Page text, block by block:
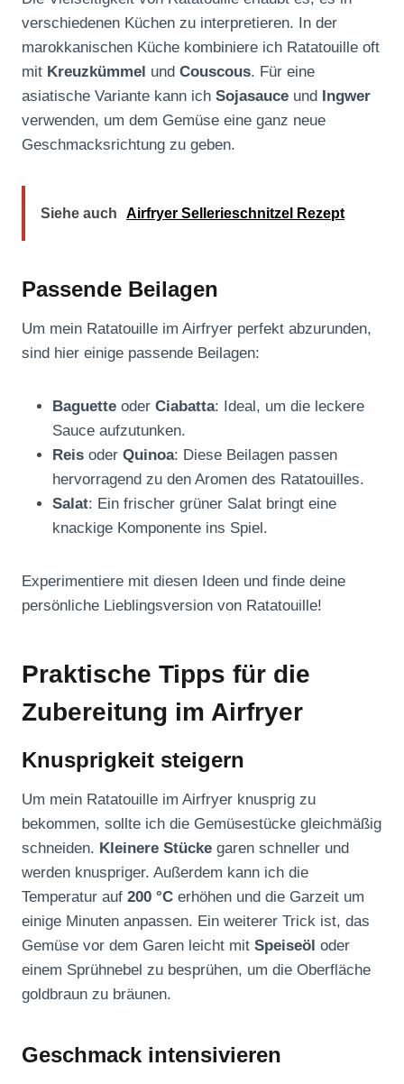
verschiedenen Küchen zu interpretieren. In der
marokkanischen Küche kombiniere ich Ratatouille oft
mit Kreuzkümmel und Couscous. Für eine
asiatische Variante kann ich Sojasauce und Ingwer
verwenden, um dem Gemüse eine ganz neue
Geschmacksrichtung zu geben.
Siehe auch Airfryer Sellerieschnitzel Rezept
Passende Beilagen
Um mein Ratatouille im Airfryer perfekt abzurunden,
sind hier einige passende Beilagen:
Baguette oder Ciabatta: Ideal, um die leckere
Sauce aufzutunken.
Reis oder Quinoa: Diese Beilagen passen
hervorragend zu den Aromen des Ratatouilles.
Salat: Ein frischer grüner Salat bringt eine
knackige Komponente ins Spiel.
Experimentiere mit diesen Ideen und finde deine
persönliche Lieblingsversion von Ratatouille!
Praktische Tipps für die
Zubereitung im Airfryer
Knusprigkeit steigern
Um mein Ratatouille im Airfryer knusprig zu
bekommen, sollte ich die Gemüsestücke gleichmäßig
schneiden. Kleinere Stücke garen schneller und
werden knuspriger. Außerdem kann ich die
Temperatur auf 200 °C erhöhen und die Garzeit um
einige Minuten anpassen. Ein weiterer Trick ist, das
Gemüse vor dem Garen leicht mit Speiseöl oder
einem Sprühnebel zu besprühen, um die Oberfläche
goldbraun zu bräunen.
Geschmack intensivieren